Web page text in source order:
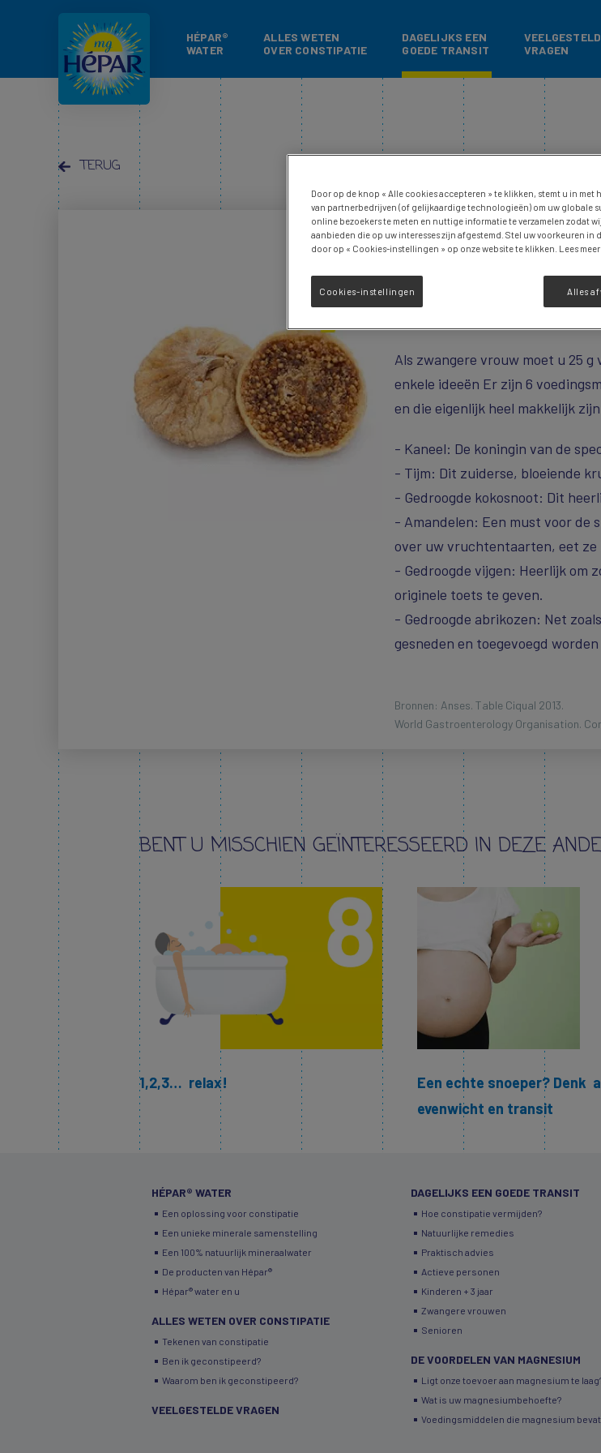
HÉPAR®
WATER
ALLES WETEN
OVER CONSTIPATIE
DAGELIJKS EEN
GOEDE TRANSIT
VRAGEN
TERUG
WAAR
U VEZELS
Als zwangere vrouw moet u 25
enkele ideeën Er zijn 6
en die eigenlijk heel makkelijk
- Kaneel: De koningin van de
- Tijm: Dit zuiderse, bloeiende
- Gedroogde kokosnoot: Dit
- Amandelen: Een must voor de
over uw vruchtentaarten, eet ze
- Gedroogde vijgen: Heerlijk om
originele toets te geven.
- Gedroogde abrikozen: Net
gesneden en toegevoegd
Bronnen: Anses. Table Ciqual 2013.
World Gastroenterology Organisation.
BENT U MISSCHIEN GEÏNTERESSEERD IN DEZE
1,2,3… relax!
Een echte snoeper? Denk
evenwicht en transit
HÉPAR® WATER
Een oplossing voor constipatie
Een unieke minerale samenstelling
Een 100% natuurlijk mineraalwater
De producten van Hépar®
Hépar® water en u
ALLES WETEN OVER CONSTIPATIE
Tekenen van constipatie
Ben ik geconstipeerd?
Waarom ben ik geconstipeerd?
VEELGESTELDE VRAGEN
DAGELIJKS EEN GOEDE TRANSIT
Hoe constipatie vermijden?
Natuurlijke remedies
Praktisch advies
Actieve personen
Kinderen + 3 jaar
Zwangere vrouwen
Senioren
DE VOORDELEN VAN MAGNESIUM
Ligt onze toevoer aan magnesium te
Wat is uw magnesiumbehoefte?
Voedingsmiddelen die magnesium
Door op de knop « Alle cookies accepteren » te klikken, stemt u in
van partnerbedrijven (of gelijkaardige technologieën) om uw globale
online bezoekers te meten en nuttige informatie te verzamelen zodat
aanbieden die op uw interesses zijn afgestemd. Stel uw voorkeuren in
door op « Cookies-instellingen » op onze website te klikken. Lees
Alles
Cookies-instellingen